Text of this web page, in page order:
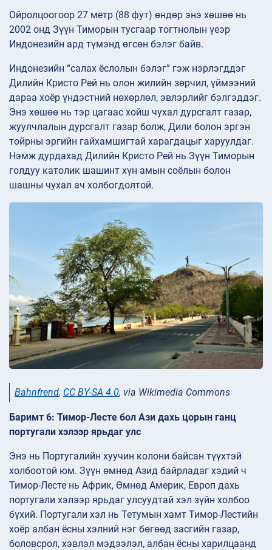
Ойролцоогоор 27 метр (88 фут) өндөр энэ хөшөө нь
2002 онд Зүүн Тиморын тусгаар тогтнолын үеэр
Индонезийн ард түмэнд өгсөн бэлэг байв.
Индонезийн “салах ёслолын бэлэг” гэж нэрлэгддэг
Дилийн Кристо Рей нь олон жилийн зөрчил, үймээний
дараа хоёр үндэстний нөхөрлөл, эвлэрлийг бэлгэддэг.
Энэ хөшөө нь тэр цагаас хойш чухал дурсгалт газар,
жуулчлалын дурсгалт газар болж, Дили болон эргэн
тойрны эргийн гайхамшигтай харагдацыг харуулдаг.
Нэмж дурдахад Дилийн Кристо Рей нь Зүүн Тиморын
голдуу католик шашинт хүн амын соёлын болон
шашны чухал ач холбогдолтой.
Bahnfrend, CC BY-SA 4.0, via Wikimedia Commons
Баримт 6: Тимор-Лесте бол Ази дахь цорын ганц
португали хэлээр ярьдаг улс
Энэ нь Португалийн хуучин колони байсан түүхтэй
холбоотой юм. Зүүн өмнөд Азид байрладаг хэдий ч
Тимор-Лесте нь Африк, Өмнөд Америк, Европ дахь
португали хэлээр ярьдаг улсуудтай хэл зүйн холбоо
бүхий. Португали хэл нь Тетумын хамт Тимор-Лестийн
хоёр албан ёсны хэлний нэг бөгөөд засгийн газар,
боловсрол, хэвлэл мэдээлэл, албан ёсны харилцаанд